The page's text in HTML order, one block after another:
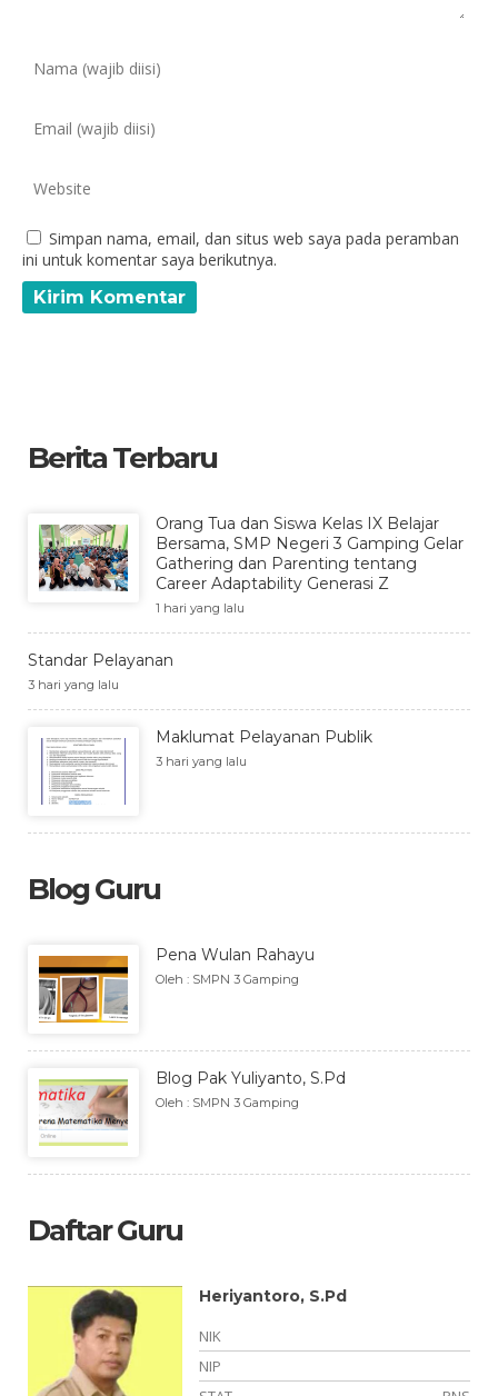
Simpan nama, email, dan situs web saya pada peramban
ini untuk komentar saya berikutnya.
Berita Terbaru
Orang Tua dan Siswa Kelas IX Belajar
Bersama, SMP Negeri 3 Gamping Gelar
Gathering dan Parenting tentang
Career Adaptability Generasi Z
1 hari yang lalu
Standar Pelayanan
3 hari yang lalu
Maklumat Pelayanan Publik
3 hari yang lalu
Blog Guru
Pena Wulan Rahayu
Oleh : SMPN 3 Gamping
Blog Pak Yuliyanto, S.Pd
Oleh : SMPN 3 Gamping
Daftar Guru
Heriyantoro, S.Pd
NIK
NIP